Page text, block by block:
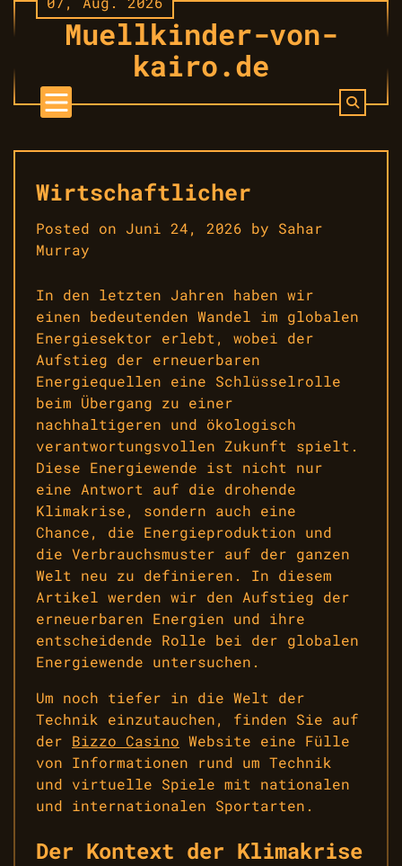
Skip
to
Muellkinder-von-
kairo.de
Wirtschaftlicher
Posted on Juni 24, 2026 by Sahar
Murray
In den letzten Jahren haben wir
einen bedeutenden Wandel im globalen
Energiesektor erlebt, wobei der
Aufstieg der erneuerbaren
Energiequellen eine Schlüsselrolle
beim Übergang zu einer
nachhaltigeren und ökologisch
verantwortungsvollen Zukunft spielt.
Diese Energiewende ist nicht nur
eine Antwort auf die drohende
Klimakrise, sondern auch eine
Chance, die Energieproduktion und
die Verbrauchsmuster auf der ganzen
Welt neu zu definieren. In diesem
Artikel werden wir den Aufstieg der
erneuerbaren Energien und ihre
entscheidende Rolle bei der globalen
Energiewende untersuchen.
Um noch tiefer in die Welt der
Technik einzutauchen, finden Sie auf
der Bizzo Casino Website eine Fülle
von Informationen rund um Technik
und virtuelle Spiele mit nationalen
und internationalen Sportarten.
Der Kontext der Klimakrise